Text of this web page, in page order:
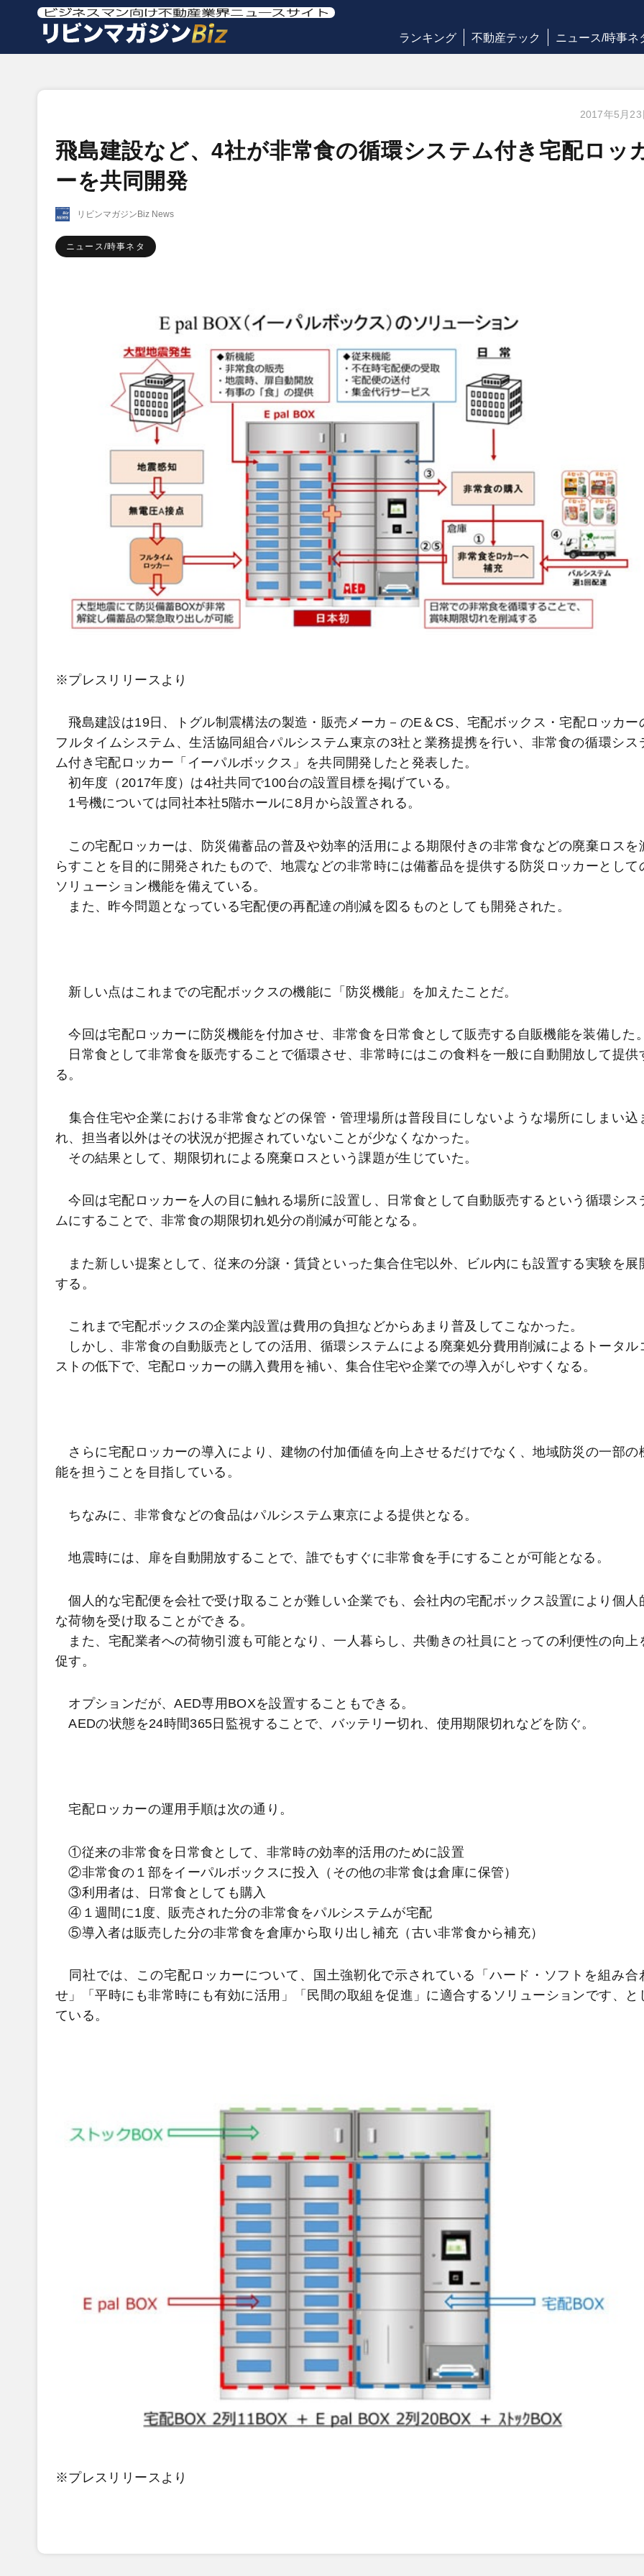
ランキング 不動産テック ニュース/時事ネ
2017年5月23
飛島建設など、4社が非常食の循環システム付き宅配ロッ
ーを共同開発
リビンマガジンBiz News
ニュース/時事ネタ
※プレスリリースより
飛島建設は19日、トグル制震構法の製造・販売メーカ－のE＆CS、宅配ボックス・宅配ロッカー
フルタイムシステム、生活協同組合パルシステム東京の3社と業務提携を行い、非常食の循環シス
ム付き宅配ロッカー「イーパルボックス」を共同開発したと発表した。
初年度（2017年度）は4社共同で100台の設置目標を掲げている。
1号機については同社本社5階ホールに8月から設置される。
この宅配ロッカーは、防災備蓄品の普及や効率的活用による期限付きの非常食などの廃棄ロスを
らすことを目的に開発されたもので、地震などの非常時には備蓄品を提供する防災ロッカーとして
ソリューション機能を備えている。
また、昨今問題となっている宅配便の再配達の削減を図るものとしても開発された。
新しい点はこれまでの宅配ボックスの機能に「防災機能」を加えたことだ。
今回は宅配ロッカーに防災機能を付加させ、非常食を日常食として販売する自販機能を装備した
日常食として非常食を販売することで循環させ、非常時にはこの食料を一般に自動開放して提供
る。
集合住宅や企業における非常食などの保管・管理場所は普段目にしないような場所にしまい込
れ、担当者以外はその状況が把握されていないことが少なくなかった。
その結果として、期限切れによる廃棄ロスという課題が生じていた。
今回は宅配ロッカーを人の目に触れる場所に設置し、日常食として自動販売するという循環シス
ムにすることで、非常食の期限切れ処分の削減が可能となる。
また新しい提案として、従来の分譲・賃貸といった集合住宅以外、ビル内にも設置する実験を展
する。
これまで宅配ボックスの企業内設置は費用の負担などからあまり普及してこなかった。
しかし、非常食の自動販売としての活用、循環システムによる廃棄処分費用削減によるトータル
ストの低下で、宅配ロッカーの購入費用を補い、集合住宅や企業での導入がしやすくなる。
さらに宅配ロッカーの導入により、建物の付加価値を向上させるだけでなく、地域防災の一部の
能を担うことを目指している。
ちなみに、非常食などの食品はパルシステム東京による提供となる。
地震時には、扉を自動開放することで、誰でもすぐに非常食を手にすることが可能となる。
個人的な宅配便を会社で受け取ることが難しい企業でも、会社内の宅配ボックス設置により個人
な荷物を受け取ることができる。
また、宅配業者への荷物引渡も可能となり、一人暮らし、共働きの社員にとっての利便性の向上
促す。
オプションだが、AED専用BOXを設置することもできる。
AEDの状態を24時間365日監視することで、バッテリー切れ、使用期限切れなどを防ぐ。
宅配ロッカーの運用手順は次の通り。
①従来の非常食を日常食として、非常時の効率的活用のために設置
②非常食の１部をイーパルボックスに投入（その他の非常食は倉庫に保管）
③利用者は、日常食としても購入
④１週間に1度、販売された分の非常食をパルシステムが宅配
⑤導入者は販売した分の非常食を倉庫から取り出し補充（古い非常食から補充）
同社では、この宅配ロッカーについて、国土強靭化で示されている「ハード・ソフトを組み合
せ」「平時にも非常時にも有効に活用」「民間の取組を促進」に適合するソリューションです、と
ている。
※プレスリリースより